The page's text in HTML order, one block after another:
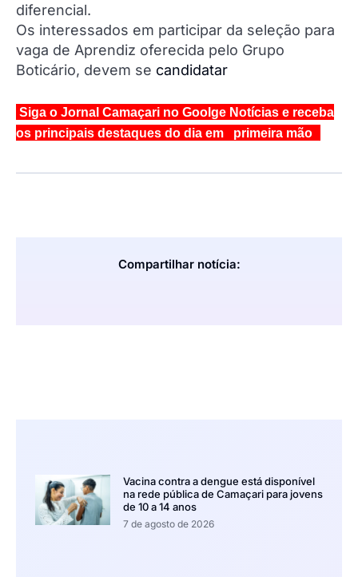
diferencial.
Os interessados em participar da seleção para
vaga de Aprendiz oferecida pelo Grupo
Boticário, devem se candidatar
Siga o Jornal Camaçari no Goolge Notícias e receba
os principais destaques do dia em primeira mão
Compartilhar notícia:
Vacina contra a dengue está disponível
na rede pública de Camaçari para jovens
de 10 a 14 anos
7 de agosto de 2026